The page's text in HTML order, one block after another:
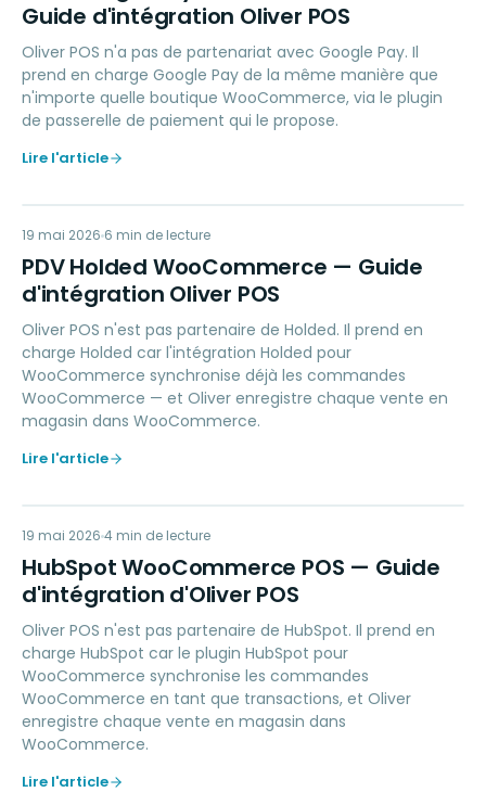
Guide d'intégration Oliver POS
Oliver POS n'a pas de partenariat avec Google Pay. Il
prend en charge Google Pay de la même manière que
n'importe quelle boutique WooCommerce, via le plugin
de passerelle de paiement qui le propose.
Lire l'article
PH
ACCOUNTING
19 mai 2026 6 min de lecture
PDV Holded WooCommerce — Guide
d'intégration Oliver POS
Oliver POS n'est pas partenaire de Holded. Il prend en
charge Holded car l'intégration Holded pour
WooCommerce synchronise déjà les commandes
WooCommerce — et Oliver enregistre chaque vente en
magasin dans WooCommerce.
Lire l'article
HW
MARKETING
19 mai 2026 4 min de lecture
HubSpot WooCommerce POS — Guide
d'intégration d'Oliver POS
Oliver POS n'est pas partenaire de HubSpot. Il prend en
charge HubSpot car le plugin HubSpot pour
WooCommerce synchronise les commandes
WooCommerce en tant que transactions, et Oliver
enregistre chaque vente en magasin dans
WooCommerce.
Lire l'article